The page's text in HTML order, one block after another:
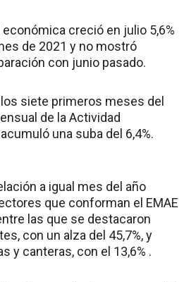
creció en julio 5,6%
de 2021 y no mostró
con junio pasado.
siete primeros meses del
de la Actividad
una suba del 6,4%.
a igual mes del año
que conforman el EMAE
las que se destacaron
con un alza del 45,7%, y
y canteras, con el 13,6% .